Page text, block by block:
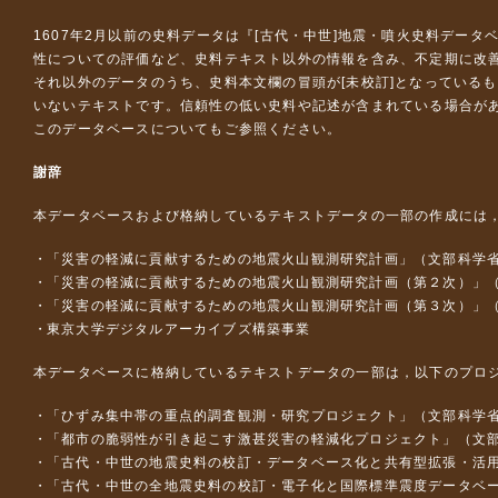
1607年2月以前の史料データは『 [古代・中世]地震・噴火史料データ
性についての評価など、史料テキスト以外の情報を含み、不定期に改
それ以外のデータのうち、史料本文欄の冒頭が[未校訂]となっている
いないテキストです。信頼性の低い史料や記述が含まれている場合が
このデータベースについて もご参照ください。
謝辞
本データベースおよび格納しているテキストデータの一部の作成には
「災害の軽減に貢献するための地震火山観測研究計画」（文部科学
「災害の軽減に貢献するための地震火山観測研究計画（第２次）」
「災害の軽減に貢献するための地震火山観測研究計画（第３次）」
東京大学デジタルアーカイブズ構築事業
本データベースに格納しているテキストデータの一部は，以下のプロ
「ひずみ集中帯の重点的調査観測・研究プロジェクト」（文部科
「都市の脆弱性が引き起こす激甚災害の軽減化プロジェクト」（
「古代・中世の地震史料の校訂・データベース化と共有型拡張・
「古代・中世の全地震史料の校訂・電子化と国際標準震度データ